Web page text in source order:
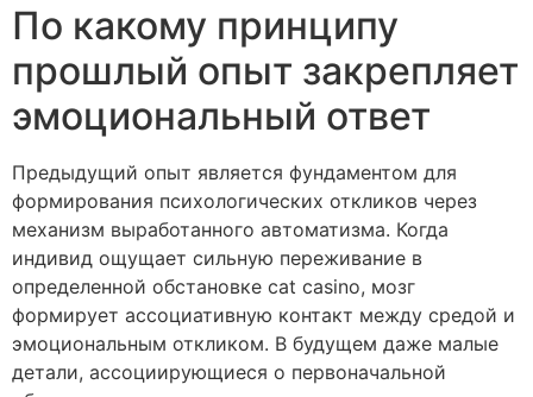
По какому принципу
прошлый опыт закрепляет
эмоциональный ответ
Предыдущий опыт является фундаментом для
формирования психологических откликов через
механизм выработанного автоматизма. Когда
индивид ощущает сильную переживание в
определенной обстановке cat casino, мозг
формирует ассоциативную контакт между средой и
эмоциональным откликом. В будущем даже малые
детали, ассоциирующиеся о первоначальной